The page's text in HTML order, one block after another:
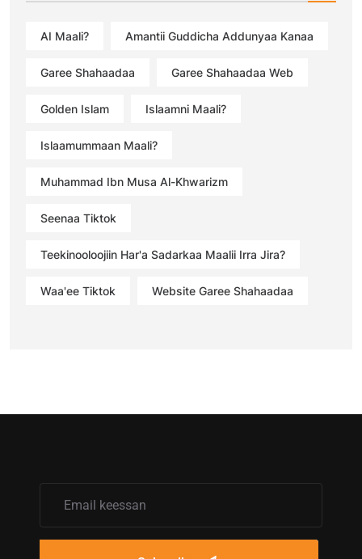
AI Maali? Amantii Guddicha Addunyaa Kanaa
Garee Shahaadaa Garee Shahaadaa Web
Golden Islam Islaamni Maali?
Islaamummaan Maali?
Muhammad Ibn Musa Al-Khwarizm
Seenaa Tiktok
Teekinooloojiin Har'a Sadarkaa Maalii Irra Jira?
Waa'ee Tiktok Website Garee Shahaadaa